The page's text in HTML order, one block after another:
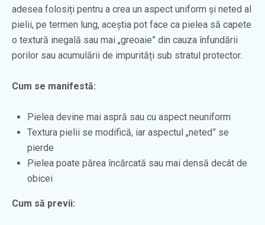
adesea folosiți pentru a crea un aspect uniform și neted al
pielii, pe termen lung, aceștia pot face ca pielea să capete
o textură inegală sau mai „greoaie” din cauza înfundării
porilor sau acumulării de impurități sub stratul protector.
Cum se manifestă:
Pielea devine mai aspră sau cu aspect neuniform
Textura pielii se modifică, iar aspectul „neted” se
pierde
Pielea poate părea încărcată sau mai densă decât de
obicei
Cum să previi: